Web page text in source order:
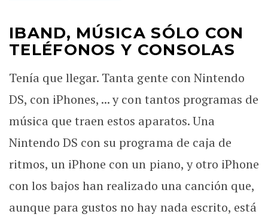
IBAND, MÚSICA SÓLO CON
TELÉFONOS Y CONSOLAS
Tenía que llegar. Tanta gente con Nintendo
DS, con iPhones, ... y con tantos programas de
música que traen estos aparatos. Una
Nintendo DS con su programa de caja de
ritmos, un iPhone con un piano, y otro iPhone
con los bajos han realizado una canción que,
aunque para gustos no hay nada escrito, está